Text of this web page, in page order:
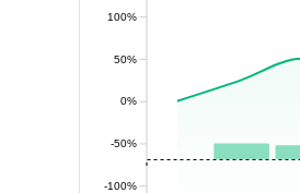
-100%
-50%
0%
50%
100%